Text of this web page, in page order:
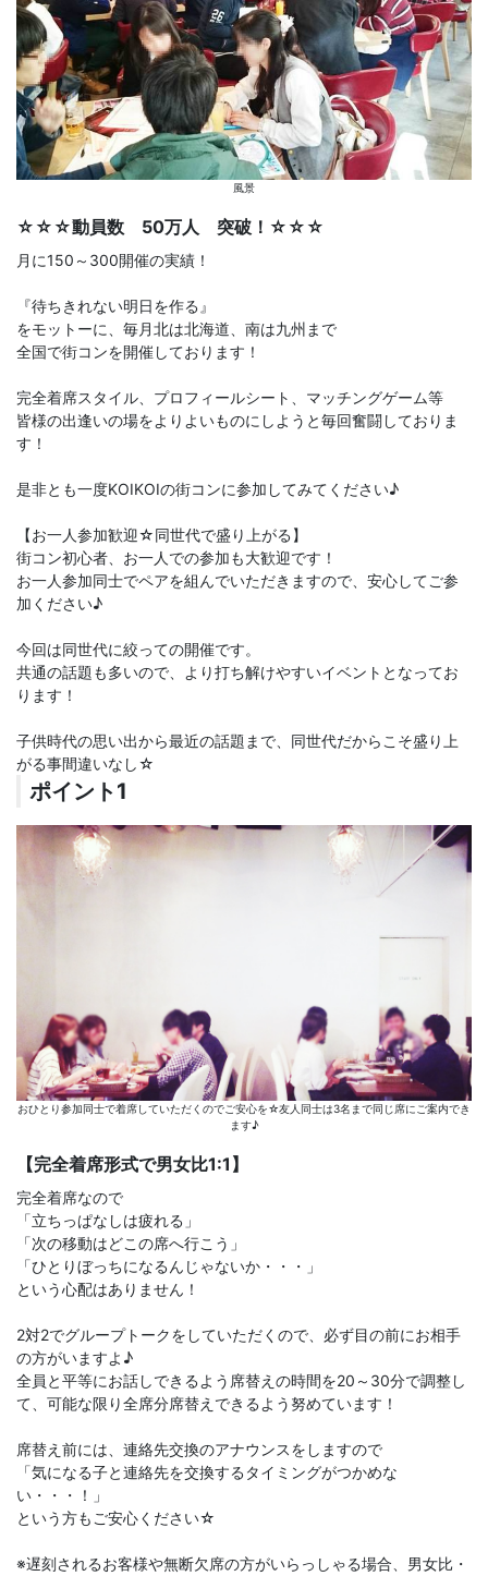
風景
☆☆☆動員数 50万人 突破！☆☆☆
月に150～300開催の実績！
『待ちきれない明日を作る』
をモットーに、毎月北は北海道、南は九州まで
全国で街コンを開催しております！
完全着席スタイル、プロフィールシート、マッチングゲーム等
皆様の出逢いの場をよりよいものにしようと毎回奮闘しておりま
す！
是非とも一度KOIKOIの街コンに参加してみてください♪
【お一人参加歓迎☆同世代で盛り上がる】
街コン初心者、お一人での参加も大歓迎です！
お一人参加同士でペアを組んでいただきますので、安心してご参
加ください♪
今回は同世代に絞っての開催です。
共通の話題も多いので、より打ち解けやすいイベントとなってお
ります！
子供時代の思い出から最近の話題まで、同世代だからこそ盛り上
がる事間違いなし☆
ポイント1
おひとり参加同士で着席していただくのでご安心を☆友人同士は3名まで同じ席にご案内でき
ます♪
【完全着席形式で男女比1:1】
完全着席なので
「立ちっぱなしは疲れる」
「次の移動はどこの席へ行こう」
「ひとりぼっちになるんじゃないか・・・」
という心配はありません！
2対2でグループトークをしていただくので、必ず目の前にお相手
の方がいますよ♪
全員と平等にお話しできるよう席替えの時間を20～30分で調整し
て、可能な限り全席分席替えできるよう努めています！
席替え前には、連絡先交換のアナウンスをしますので
「気になる子と連絡先を交換するタイミングがつかめな
い・・・！」
という方もご安心ください☆
※遅刻されるお客様や無断欠席の方がいらっしゃる場合、男女比・